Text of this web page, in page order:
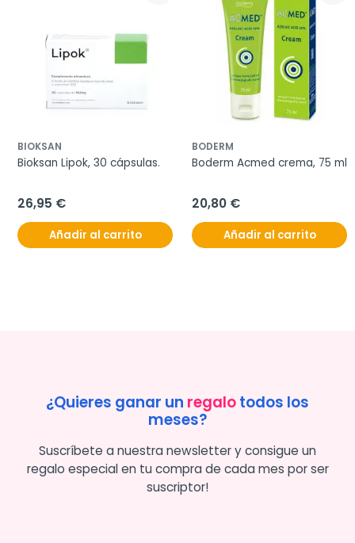
BIOKSAN
Bioksan Lipok, 30 cápsulas.
26,95 €
Añadir al carrito
BODERM
Boderm Acmed crema, 75 ml
20,80 €
Añadir al carrito
¿Quieres ganar un regalotodos los
meses?
Suscríbete a nuestra newsletter y consigue un
regalo especial en tu compra de cada mes por ser
suscriptor!